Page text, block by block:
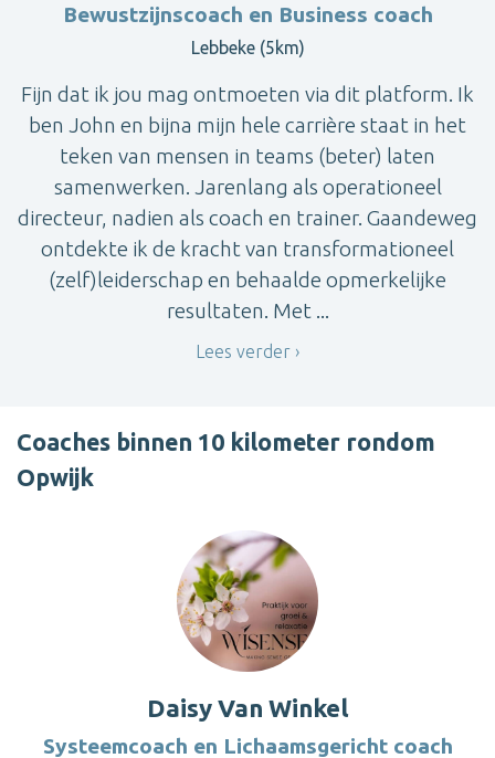
Bewustzijnscoach en Business coach
Lebbeke (5km)
Fijn dat ik jou mag ontmoeten via dit platform. Ik
ben John en bijna mijn hele carrière staat in het
teken van mensen in teams (beter) laten
samenwerken. Jarenlang als operationeel
directeur, nadien als coach en trainer. Gaandeweg
ontdekte ik de kracht van transformationeel
(zelf)leiderschap en behaalde opmerkelijke
resultaten. Met ...
Lees verder
Coaches binnen 10 kilometer rondom
Opwijk
Daisy Van Winkel
Systeemcoach en Lichaamsgericht coach